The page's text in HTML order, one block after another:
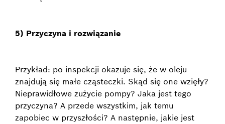
5) Przyczyna i rozwiązanie
Przykład: po inspekcji okazuje się, że w oleju
znajdują się małe cząsteczki. Skąd się one wzięły?
Nieprawidłowe zużycie pompy? Jaka jest tego
przyczyna? A przede wszystkim, jak temu
zapobiec w przyszłości? A następnie, jakie jest